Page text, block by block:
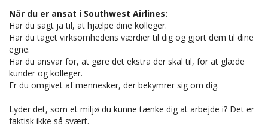
Når du er ansat i Southwest Airlines:
Har du sagt ja til, at hjælpe dine kolleger.
Har du taget virksomhedens værdier til dig og gjort dem til dine
egne.
Har du ansvar for, at gøre det ekstra der skal til, for at glæde
kunder og kolleger.
Er du omgivet af mennesker, der bekymrer sig om dig.
Lyder det, som et miljø du kunne tænke dig at arbejde i? Det er
faktisk ikke så svært.